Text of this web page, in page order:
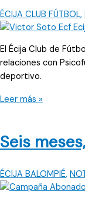
Sol
ÉCIJA CLUB FÚTBOL,
El Écija Club de
relaciones con
deportivo.
El
el
con
Psicofut
España
Leer más »
Seis
ÉCIJA BALOMPIÉ,